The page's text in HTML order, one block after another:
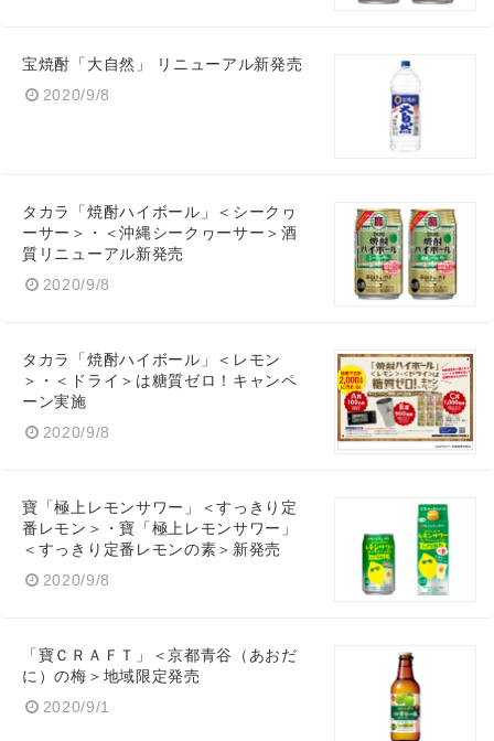
宝焼酎「大自然」 リニューアル新発売
2020/9/8
タカラ「焼酎ハイボール」＜シークヮ
ーサー＞・＜沖縄シークヮーサー＞酒
質リニューアル新発売
2020/9/8
タカラ「焼酎ハイボール」＜レモン
＞・＜ドライ＞は糖質ゼロ！キャンペ
ーン実施
2020/9/8
寶「極上レモンサワー」＜すっきり定
番レモン＞・寶「極上レモンサワー」
＜すっきり定番レモンの素＞新発売
2020/9/8
「寶ＣＲＡＦＴ」＜京都青谷（あおだ
に）の梅＞地域限定発売
2020/9/1
Japanese
English